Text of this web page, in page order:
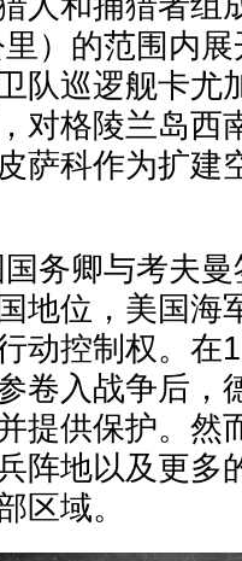
）的范围内
队巡逻舰卡尤
对格陵兰岛西
萨科作为扩建
务卿与考夫
地位，美国海
动控制权。在
卷入战争后
提供保护。然
阵地以及更多
区域。